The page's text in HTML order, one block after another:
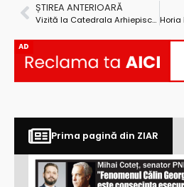
ȘTIREA ANTERIOARĂ
Vizită la Catedrala Arhiepiscopală Mioveni
AD
Prima pagină din ZIAR